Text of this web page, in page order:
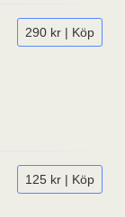
290 kr | Köp
125 kr | Köp